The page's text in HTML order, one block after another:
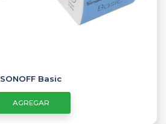
SONOFF Basic
AGREGAR